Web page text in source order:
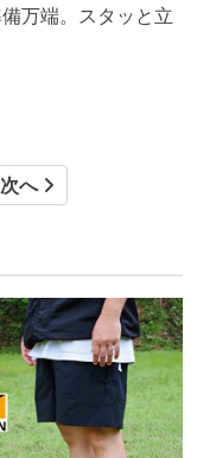
万端。スタッと立
次へ